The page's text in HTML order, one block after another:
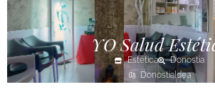
YO Salud
Estética
Donostia
Donostialdea